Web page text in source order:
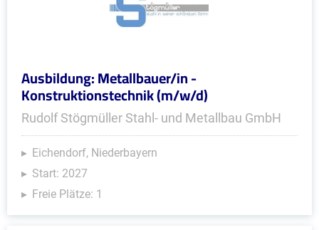
Ausbildung: Metallbauer/in -
Konstruktionstechnik (m/w/d)
Rudolf Stögmüller Stahl- und Metallbau GmbH
Eichendorf, Niederbayern
Start: 2027
Freie Plätze: 1